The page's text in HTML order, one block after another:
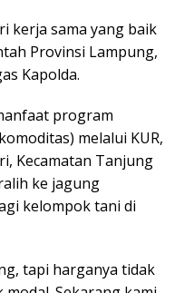
kerja sama yang baik
Provinsi Lampung,
Kapolda.
program
melalui KUR,
Kecamatan Tanjung
ke jagung
kelompok tani di
tapi harganya tidak